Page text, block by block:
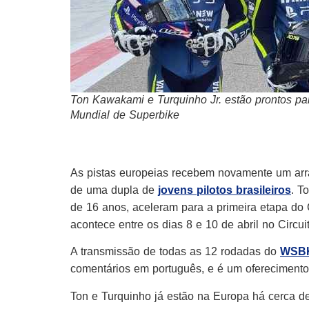
Ton Kawakami e Turquinho Jr. estão prontos
Mundial de Superbike
As pistas europeias recebem novamente um
de uma dupla de jovens pilotos brasileiros.
de 16 anos, aceleram para a primeira etapa
acontece entre os dias 8 e 10 de abril no
A transmissão de todas as 12 rodadas do
comentários em português, e é um
Ton e Turquinho já estão na Europa há cerca